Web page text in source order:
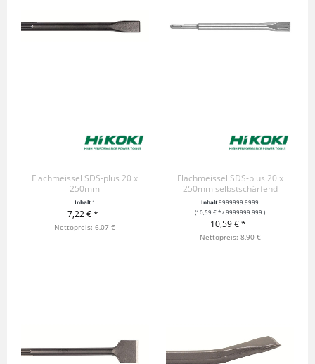
Flachmeissel SDS-plus 20 x
250mm
Inhalt1
7,22 € *
+ IN DEN WARENKORB
Nettopreis: 6,07 €
Flachmeissel SDS-plus 20 x
250mm selbstschärfend
Inhalt9999999.9999
(10,59 € * / 9999999.999 )
10,59 € *
+ IN DEN WARENKORB
Nettopreis: 8,90 €